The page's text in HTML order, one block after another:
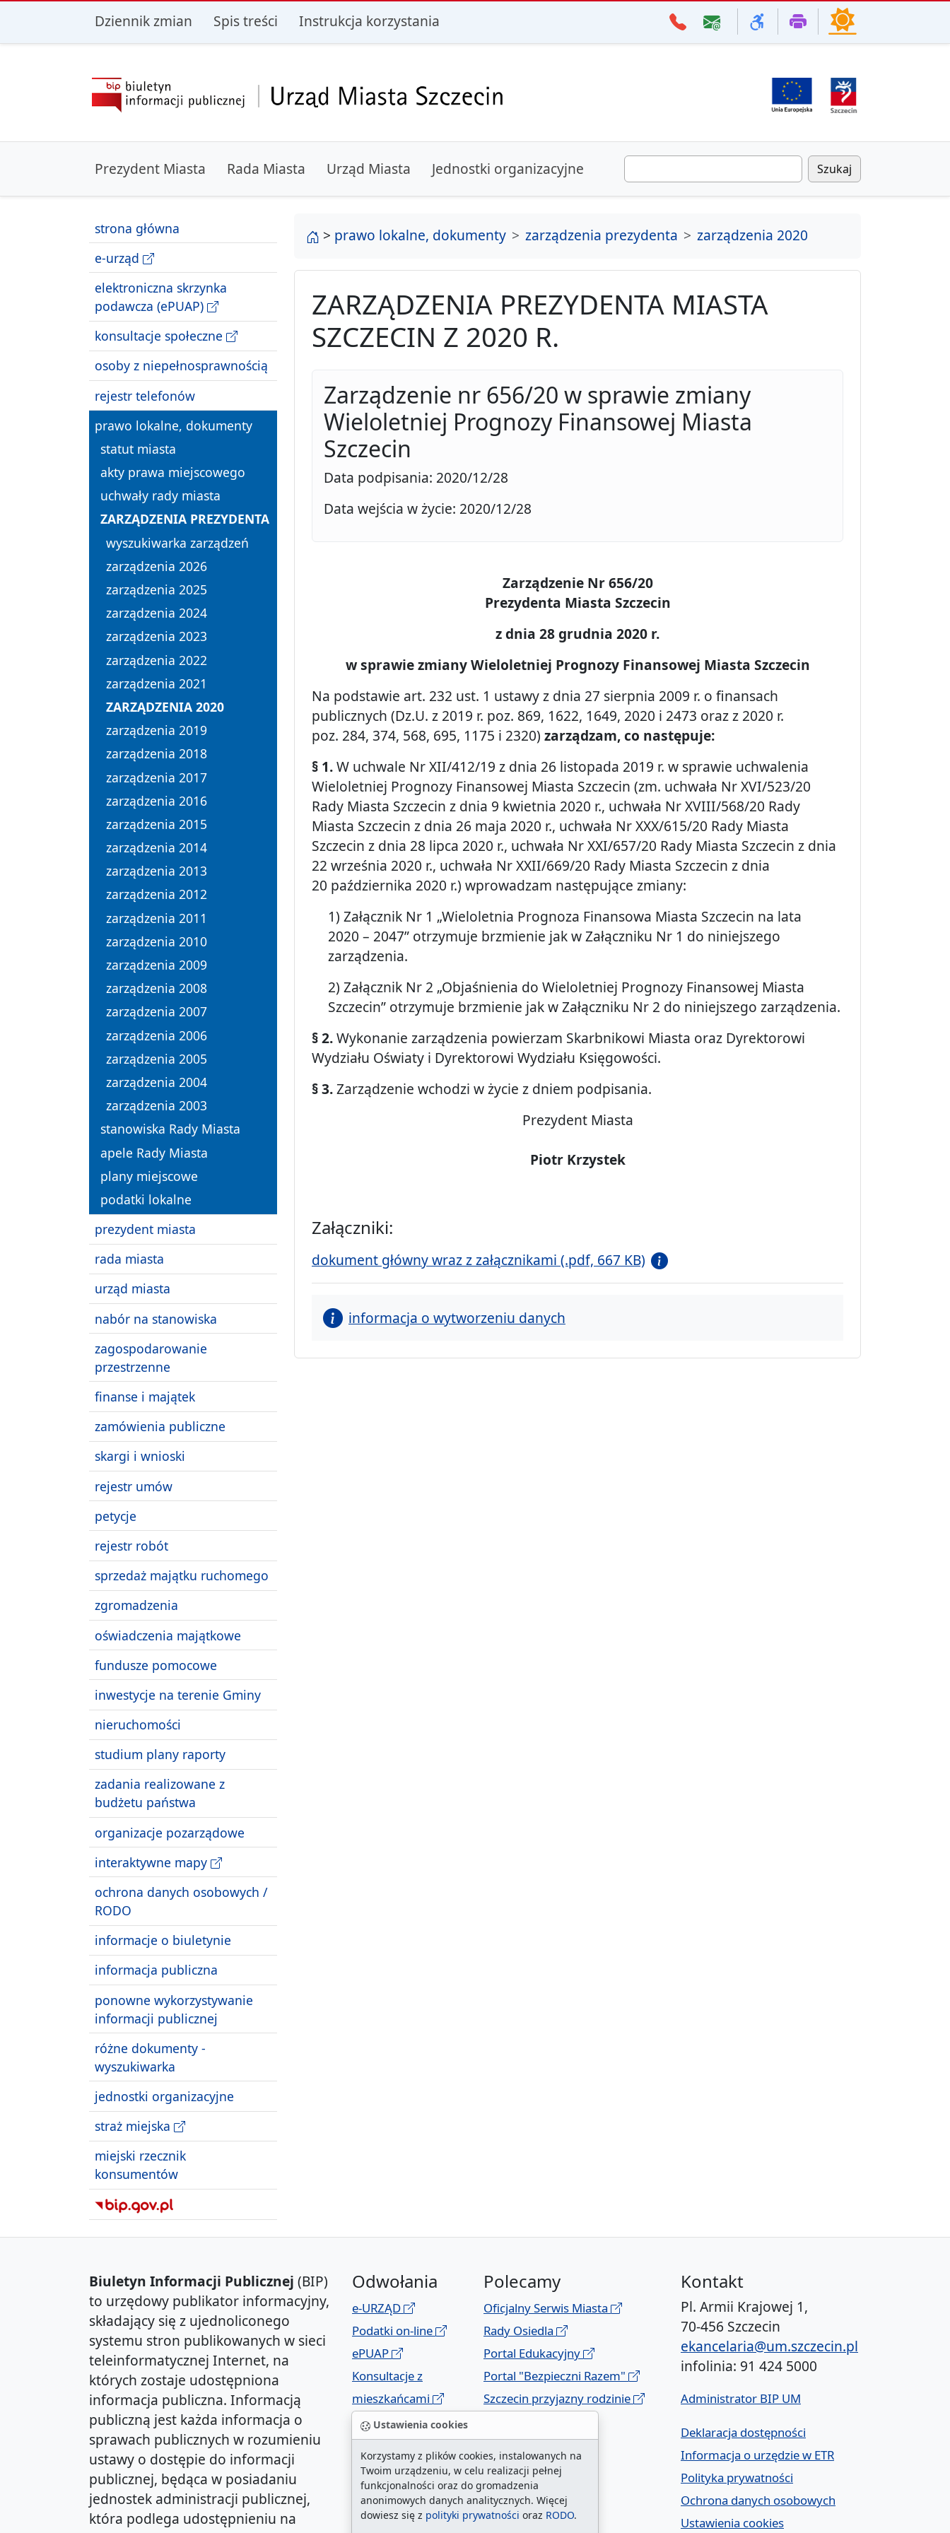
przejdź do głównego menu przejdź do treści
Ustawienia cookies
Korzystamy z plików cookies, instalowanych na
Twoim urządzeniu, w celu realizacji pełnej
funkcjonalności oraz do gromadzenia
anonimowych danych analitycznych. Więcej
dowiesz się z polityki prywatności oraz RODO.
Dziennik zmian Spis treści Instrukcja korzystania
Prezydent Miasta Rada Miasta Urząd Miasta Jednostki organizacyjne Szukaj
strona główna
e-urząd
elektroniczna skrzynka
podawcza (ePUAP)
konsultacje społeczne
osoby z niepełnosprawnością
rejestr telefonów
prawo lokalne, dokumenty
statut miasta
akty prawa miejscowego
uchwały rady miasta
ZARZĄDZENIA PREZYDENTA
wyszukiwarka zarządzeń
zarządzenia 2026
zarządzenia 2025
zarządzenia 2024
zarządzenia 2023
zarządzenia 2022
zarządzenia 2021
ZARZĄDZENIA 2020
zarządzenia 2019
zarządzenia 2018
zarządzenia 2017
zarządzenia 2016
zarządzenia 2015
zarządzenia 2014
zarządzenia 2013
zarządzenia 2012
zarządzenia 2011
zarządzenia 2010
zarządzenia 2009
zarządzenia 2008
zarządzenia 2007
zarządzenia 2006
zarządzenia 2005
zarządzenia 2004
zarządzenia 2003
stanowiska Rady Miasta
apele Rady Miasta
plany miejscowe
podatki lokalne
prezydent miasta
rada miasta
urząd miasta
nabór na stanowiska
zagospodarowanie
przestrzenne
finanse i majątek
zamówienia publiczne
skargi i wnioski
rejestr umów
petycje
rejestr robót
sprzedaż majątku ruchomego
zgromadzenia
oświadczenia majątkowe
fundusze pomocowe
inwestycje na terenie Gminy
nieruchomości
studium plany raporty
zadania realizowane z
budżetu państwa
organizacje pozarządowe
interaktywne mapy
ochrona danych osobowych /
RODO
informacje o biuletynie
informacja publiczna
ponowne wykorzystywanie
informacji publicznej
różne dokumenty -
wyszukiwarka
jednostki organizacyjne
straż miejska
miejski rzecznik
konsumentów
strona główna
> prawo lokalne, dokumenty zarządzenia prezydenta zarządzenia 2020
ZARZĄDZENIA PREZYDENTA MIASTA
SZCZECIN Z 2020 R.
Zarządzenie nr 656/20 w sprawie zmiany
Wieloletniej Prognozy Finansowej Miasta
Szczecin
Data podpisania: 2020/12/28
Data wejścia w życie: 2020/12/28
Zarządzenie Nr 656/20
Prezydenta Miasta Szczecin
z dnia 28 grudnia 2020 r.
w sprawie zmiany Wieloletniej Prognozy Finansowej Miasta Szczecin
Na podstawie art. 232 ust. 1 ustawy z dnia 27 sierpnia 2009 r. o finansach
publicznych (Dz.U. z 2019 r. poz. 869, 1622, 1649, 2020 i 2473 oraz z 2020 r.
poz. 284, 374, 568, 695, 1175 i 2320) zarządzam, co następuje:
§ 1.W uchwale Nr XII/412/19 z dnia 26 listopada 2019 r. w sprawie uchwalenia
Wieloletniej Prognozy Finansowej Miasta Szczecin (zm. uchwała Nr XVI/523/20
Rady Miasta Szczecin z dnia 9 kwietnia 2020 r., uchwała Nr XVIII/568/20 Rady
Miasta Szczecin z dnia 26 maja 2020 r., uchwała Nr XXX/615/20 Rady Miasta
Szczecin z dnia 28 lipca 2020 r., uchwała Nr XXI/657/20 Rady Miasta Szczecin z dnia
22 września 2020 r., uchwała Nr XXII/669/20 Rady Miasta Szczecin z dnia
20 października 2020 r.) wprowadzam następujące zmiany:
1) Załącznik Nr 1 „Wieloletnia Prognoza Finansowa Miasta Szczecin na lata
2020 – 2047” otrzymuje brzmienie jak w Załączniku Nr 1 do niniejszego
zarządzenia.
2) Załącznik Nr 2 „Objaśnienia do Wieloletniej Prognozy Finansowej Miasta
Szczecin” otrzymuje brzmienie jak w Załączniku Nr 2 do niniejszego zarządzenia.
§ 2.Wykonanie zarządzenia powierzam Skarbnikowi Miasta oraz Dyrektorowi
Wydziału Oświaty i Dyrektorowi Wydziału Księgowości.
§ 3.Zarządzenie wchodzi w życie z dniem podpisania.
Prezydent Miasta
Piotr Krzystek
Załączniki:
dokument główny wraz z załącznikami (.pdf, 667 KB)
informacja o wytworzeniu danych
Biuletyn Informacji Publicznej (BIP)
to urzędowy publikator informacyjny,
składający się z ujednoliconego
systemu stron publikowanych w sieci
teleinformatycznej Internet, na
których zostaje udostępniona
informacja publiczna. Informacją
publiczną jest każda informacja o
sprawach publicznych w rozumieniu
ustawy o dostępie do informacji
publicznej, będąca w posiadaniu
jednostek administracji publicznej,
która podlega udostępnieniu na
Odwołania
e-URZĄD
Podatki on-line
ePUAP
Konsultacje z
mieszkańcami
Geoportal
Polecamy
Oficjalny Serwis Miasta
Rady Osiedla
Portal Edukacyjny
Portal "Bezpieczni Razem"
Szczecin przyjazny rodzinie
Kontakt
Pl. Armii Krajowej 1,
70-456 Szczecin
ekancelaria@um.szczecin.pl
infolinia: 91 424 5000
Administrator BIP UM
Deklaracja dostępności
Informacja o urzędzie w ETR
Polityka prywatności
Ochrona danych osobowych
Ustawienia cookies